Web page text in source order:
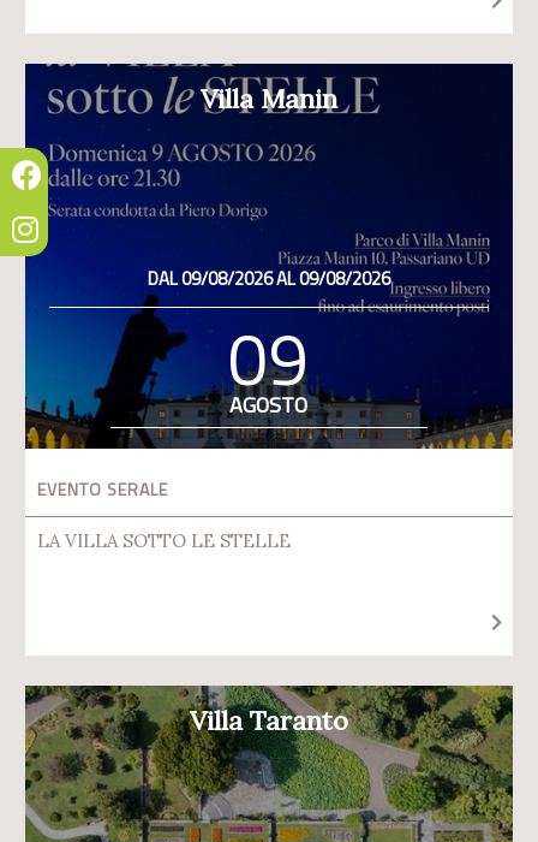
Villa Manin
DAL 09/08/2026 AL 09/08/2026
09
AGOSTO
EVENTO SERALE
LA VILLA SOTTO LE STELLE
Villa Taranto